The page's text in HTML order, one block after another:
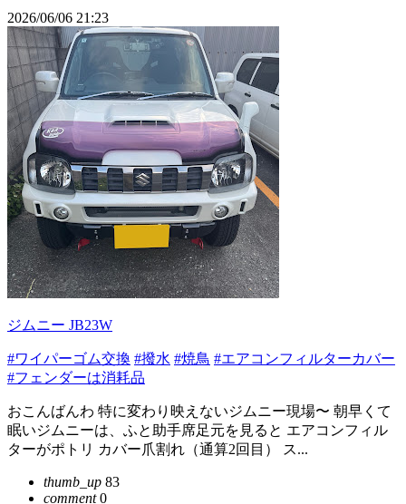
2026/06/06 21:23
ジムニー JB23W
#ワイパーゴム交換 #撥水 #焼鳥 #エアコンフィルターカバー
#フェンダーは消耗品
おこんばんわ 特に変わり映えないジムニー現場〜 朝早くて
眠いジムニーは、ふと助手席足元を見ると エアコンフィル
ターがポトリ カバー爪割れ（通算2回目） ス...
thumb_up 83
comment0